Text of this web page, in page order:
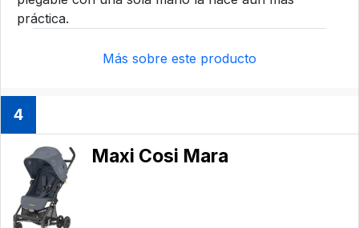
práctica.
Más sobre este producto
4
Maxi Cosi Mara